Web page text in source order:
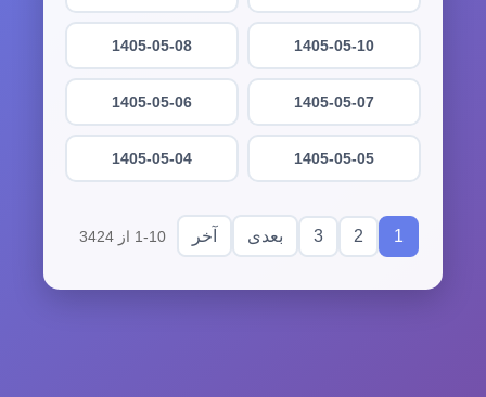
1405-05-10
1405-05-08
1405-05-07
1405-05-06
1405-05-05
1405-05-04
1
2
3 بعدی آخر 1-10 از 3424